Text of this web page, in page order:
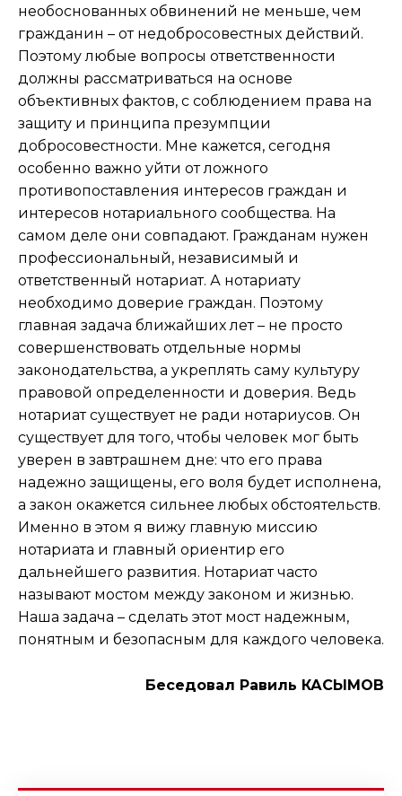
необоснованных обвинений не меньше, чем
гражданин – от недобросовестных действий.
Поэтому любые вопросы ответственности
должны рассматриваться на основе
объективных фактов, с соблюдением права на
защиту и принципа презумпции
добросовестности. Мне кажется, сегодня
особенно важно уйти от ложного
противопоставления интересов граждан и
интересов нотариального сообщества. На
самом деле они совпадают. Гражданам нужен
профессиональный, независимый и
ответственный нотариат. А нотариату
необходимо доверие граждан. Поэтому
главная задача ближайших лет – не просто
совершенствовать отдельные нормы
законодательства, а укреплять саму культуру
правовой определенности и доверия. Ведь
нотариат существует не ради нотариусов. Он
существует для того, чтобы человек мог быть
уверен в завтрашнем дне: что его права
надежно защищены, его воля будет исполнена,
а закон окажется сильнее любых обстоятельств.
Именно в этом я вижу главную миссию
нотариата и главный ориентир его
дальнейшего развития. Нотариат часто
называют мостом между законом и жизнью.
Наша задача – сделать этот мост надежным,
понятным и безопасным для каждого человека.
Беседовал Равиль КАСЫМОВ